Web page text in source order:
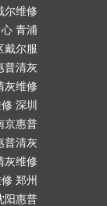
尔维修
青浦
戴尔服
普清灰
灰维修
深圳
京惠普
普清灰
灰维修
郑州
阳惠普